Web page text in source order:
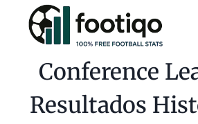
contenido
Conference
Resultados